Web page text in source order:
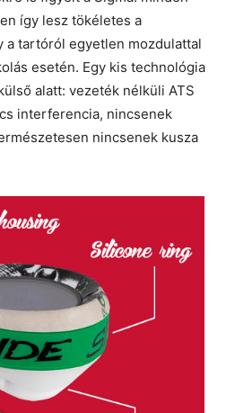
így lesz tökéletes a
a tartóról egyetlen mozdulattal
esetén. Egy kis technológia
alatt: vezeték nélküli ATS
interferencia, nincsenek
nincsenek kusza